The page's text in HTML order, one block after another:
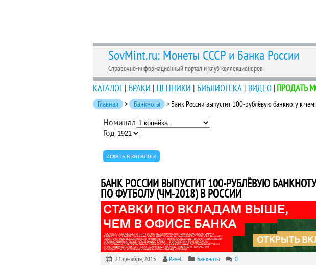
SovMint.ru: Монеты СССР и Банка России
Справочно-информационный портал и клуб коллекционеров
КАТАЛОГ| БРАКИ | ЦЕННИКИ | БИБЛИОТЕКА | ВИДЕО |ПРОДАТЬ
Главная > Банкноты > Банк России выпустит 100-рублёвую банкноту к
Номинал
Год
БАНК РОССИИ ВЫПУСТИТ 100-РУБЛЁВУЮ
ПО ФУТБОЛУ (ЧМ-2018) В РОССИИ
23 декабря, 2015 PaveL Банкноты 0